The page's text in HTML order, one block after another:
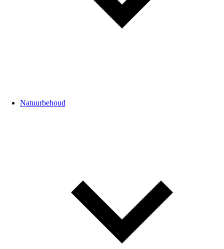
Natuurbehoud